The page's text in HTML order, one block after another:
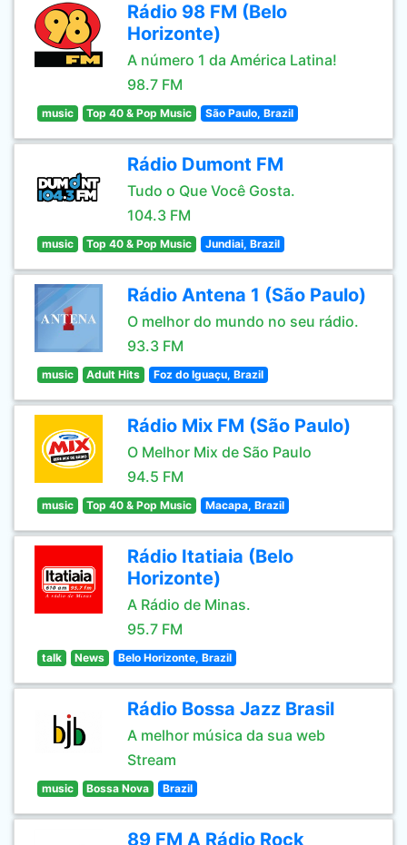
Rádio 98 FM (Belo
Horizonte)
A número 1 da América Latina!
98.7 FM
music Top 40 & Pop Music São Paulo, Brazil
Rádio Dumont FM
Tudo o Que Você Gosta.
104.3 FM
music Top 40 & Pop Music Jundiai, Brazil
Rádio Antena 1 (São Paulo)
O melhor do mundo no seu rádio.
93.3 FM
music Adult Hits Foz do Iguaçu, Brazil
Rádio Mix FM (São Paulo)
O Melhor Mix de São Paulo
94.5 FM
music Top 40 & Pop Music Macapa, Brazil
Rádio Itatiaia (Belo
Horizonte)
A Rádio de Minas.
95.7 FM
talk News Belo Horizonte, Brazil
Rádio Bossa Jazz Brasil
A melhor música da sua web
Stream
music Bossa Nova Brazil
89 FM A Rádio Rock